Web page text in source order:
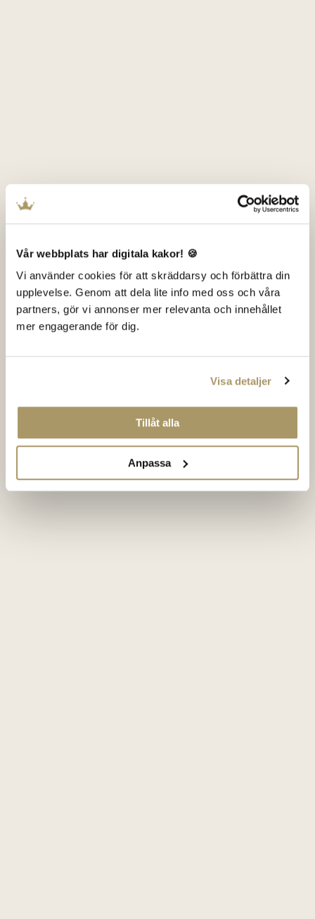
Vår webbplats har digitala kakor! 🍪
Vi använder cookies för att skräddarsy och förbättra din
upplevelse. Genom att dela lite info med oss och våra
partners, gör vi annonser mer relevanta och innehållet
mer engagerande för dig.
Visa detaljer
Tillåt alla
Anpassa